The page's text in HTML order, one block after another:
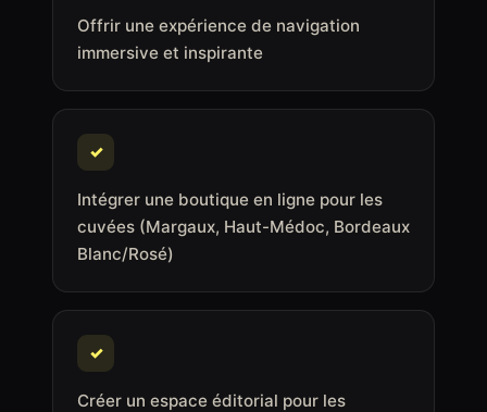
Offrir une expérience de navigation
immersive et inspirante
✓
Intégrer une boutique en ligne pour les
cuvées (Margaux, Haut-Médoc, Bordeaux
Blanc/Rosé)
✓
Créer un espace éditorial pour les